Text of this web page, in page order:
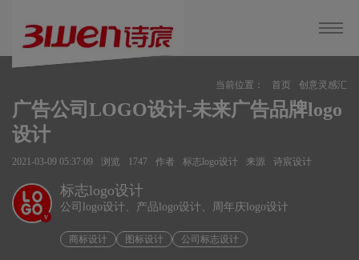
当前位置： 首页 创意灵感汇
广告公司LOGO设计-未来广告品牌logo
设计
2021-03-09 05:37:09 浏览 1747 作者 标志logo设计 来源 诗宸设计
v
标志logo设计
公司logo设计、产品logo设计、周年庆logo设计
商标设计 图标设计 公司标志设计